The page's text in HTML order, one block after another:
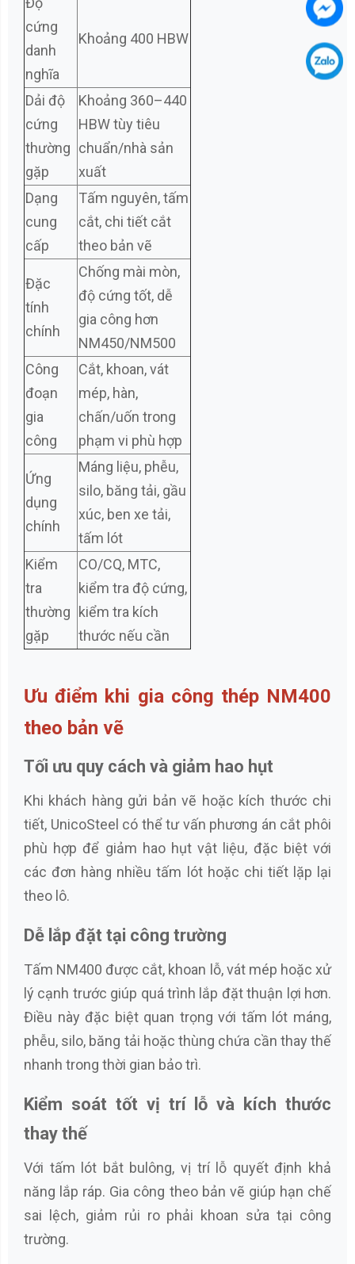
cứng
danh
nghĩa
Khoảng 400 HBW
Dải độ
cứng
thường
gặp
Khoảng 360–440
HBW tùy tiêu
chuẩn/nhà sản
xuất
Dạng
cung
cấp
Tấm nguyên, tấm
cắt, chi tiết cắt
theo bản vẽ
Đặc
tính
chính
Chống mài mòn,
độ cứng tốt, dễ
gia công hơn
NM450/NM500
Công
đoạn
gia
công
Cắt, khoan, vát
mép, hàn,
chấn/uốn trong
phạm vi phù hợp
Ứng
dụng
chính
Máng liệu, phễu,
silo, băng tải, gầu
xúc, ben xe tải,
tấm lót
Kiểm
tra
thường
gặp
CO/CQ, MTC,
kiểm tra độ cứng,
kiểm tra kích
thước nếu cần
Ưu điểm khi gia công thép NM400
theo bản vẽ
Tối ưu quy cách và giảm hao hụt
Khi khách hàng gửi bản vẽ hoặc kích thước chi
tiết, UnicoSteel có thể tư vấn phương án cắt phôi
phù hợp để giảm hao hụt vật liệu, đặc biệt với
các đơn hàng nhiều tấm lót hoặc chi tiết lặp lại
theo lô.
Dễ lắp đặt tại công trường
Tấm NM400 được cắt, khoan lỗ, vát mép hoặc xử
lý cạnh trước giúp quá trình lắp đặt thuận lợi hơn.
Điều này đặc biệt quan trọng với tấm lót máng,
phễu, silo, băng tải hoặc thùng chứa cần thay thế
nhanh trong thời gian bảo trì.
Kiểm soát tốt vị trí lỗ và kích thước
thay thế
Với tấm lót bắt bulông, vị trí lỗ quyết định khả
năng lắp ráp. Gia công theo bản vẽ giúp hạn chế
sai lệch, giảm rủi ro phải khoan sửa tại công
trường.